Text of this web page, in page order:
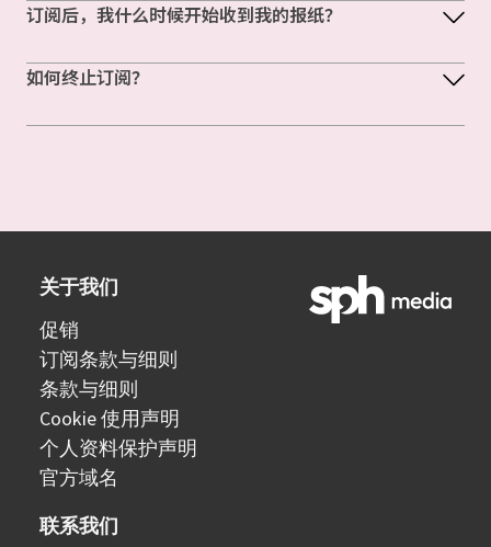
订阅后，我什么时候开始收到我的报纸？
如何终止订阅？
关于我们
促销
订阅条款与细则
条款与细则
Cookie 使用声明
个人资料保护声明
官方域名
联系我们